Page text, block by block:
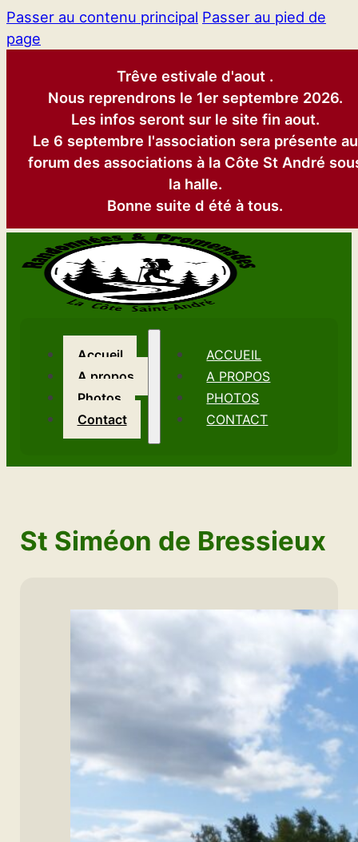
Passer au contenu principal Passer au pied de
page
Trêve estivale d'aout .
Nous reprendrons le 1er septembre 2026.
Les infos seront sur le site fin aout.
Le 6 septembre l'association sera présente au
forum des associations à la Côte St André
la halle.
Bonne suite d été à tous.
Accueil
A propos
Photos
Contact
ACCUEIL
A PROPOS
PHOTOS
CONTACT
St Siméon de Bressieux